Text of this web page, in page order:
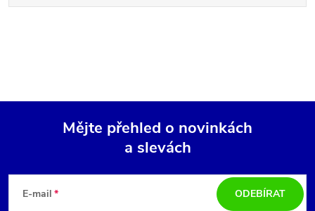
Mějte přehled o novinkách
a slevách
E-mail ODEBÍRAT